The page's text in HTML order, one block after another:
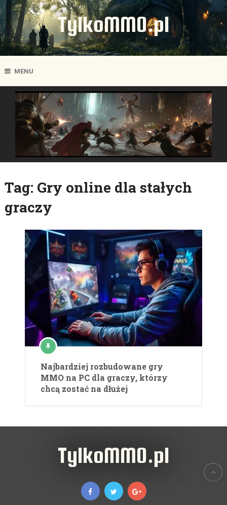
TylkoMMO.pl
MENU
Tag: Gry online dla stałych
graczy
Najbardziej rozbudowane gry
MMO na PC dla graczy, którzy
chcą zostać na dłużej
TylkoMMO.pl